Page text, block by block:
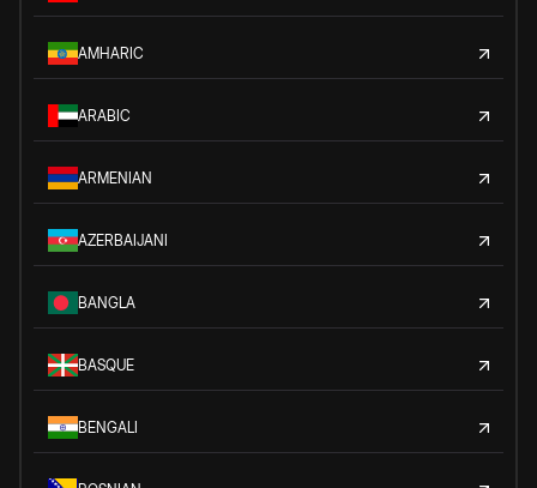
AMHARIC
ARABIC
ARMENIAN
AZERBAIJANI
BANGLA
BASQUE
BENGALI